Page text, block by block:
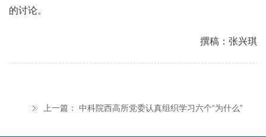
的讨论。
撰稿：张兴琪
上一篇： 中科院西高所党委认真组织学习六个“为什么”